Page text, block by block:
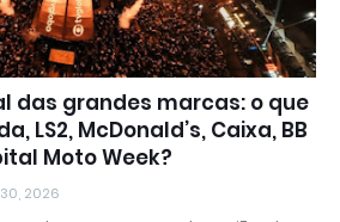
das grandes marcas: o que
LS2, McDonald’s, Caixa, BB
Moto Week?
2026